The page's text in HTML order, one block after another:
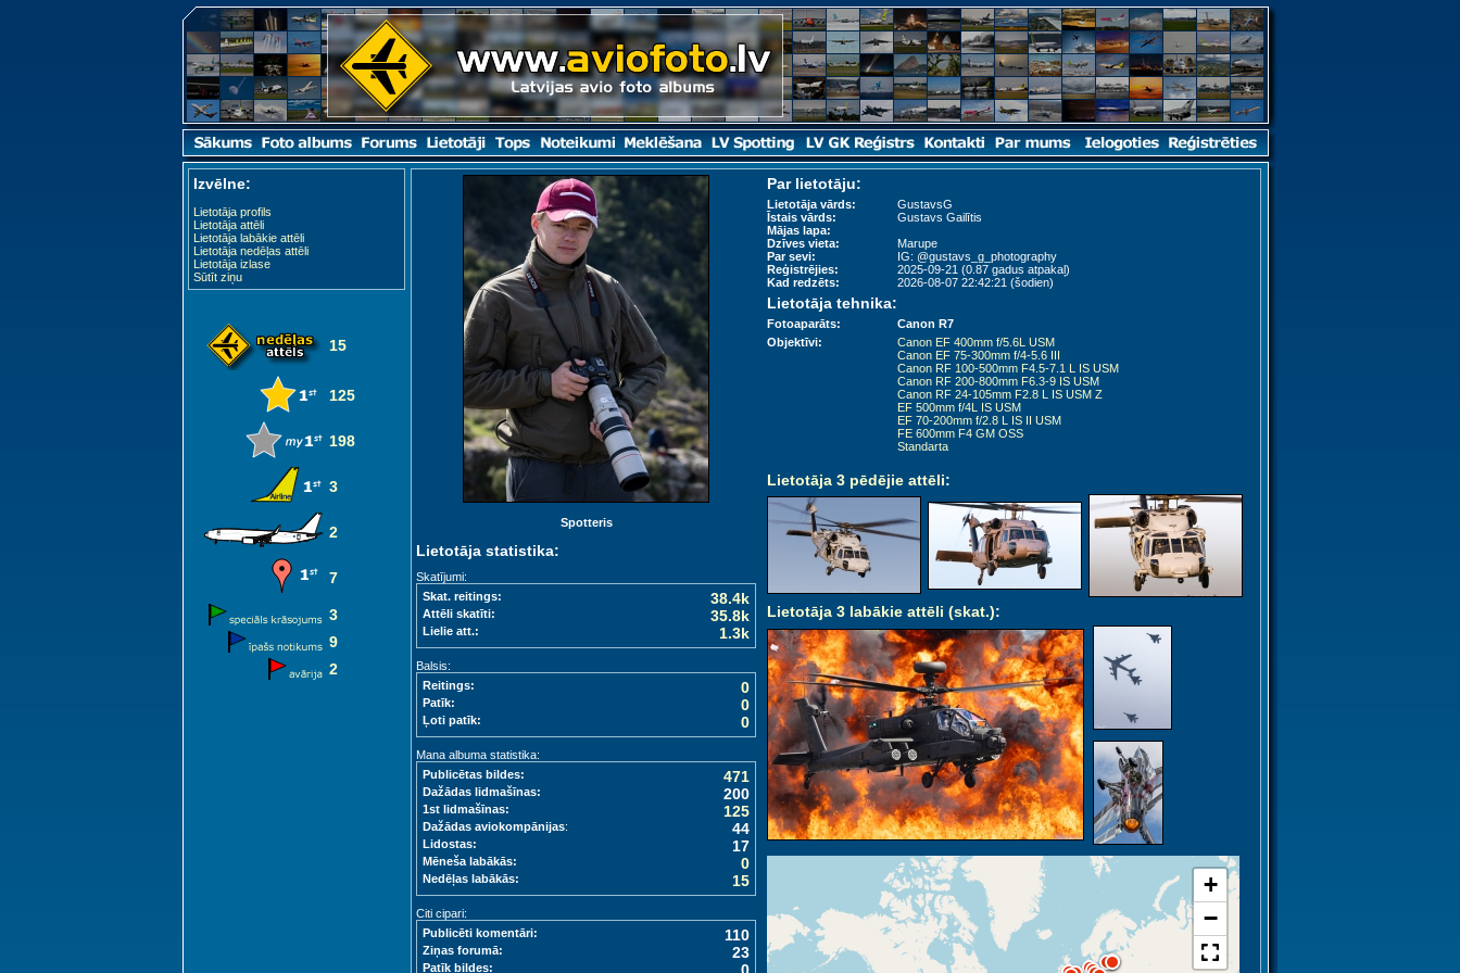
Izvēlne:
Lietotāja profils
Lietotāja attēli
Lietotāja labākie attēli
Lietotāja nedēļas attēli
Lietotāja izlase
Sūtīt ziņu
15
125
198
3
2
7
3
9
2
Par lietotāju:
Lietotāja vārds:
GustavsG
Īstais vārds:
Gustavs Gailītis
Mājas lapa:
Dzīves vieta:
Marupe
Par sevi:
IG: @gustavs_g_photography
Reģistrējies:
2025-09-21 (0.87 gadus atpakaļ)
Kad redzēts:
2026-08-07 22:42:21 (šodien)
Lietotāja tehnika:
Fotoaparāts:
Canon R7
Objektīvi:
Canon EF 400mm f/5.6L USM
Canon EF 75-300mm f/4-5.6 III
Canon RF 100-500mm F4.5-7.1 L IS USM
Canon RF 200-800mm F6.3-9 IS USM
Canon RF 24-105mm F2.8 L IS USM Z
EF 500mm f/4L IS USM
EF 70-200mm f/2.8 L IS II USM
FE 600mm F4 GM OSS
Standarta
Lietotāja 3 pēdējie attēli:
Lietotāja 3 labākie attēli (skat.):
+
−
Spotteris
Lietotāja statistika:
Skatījumi:
Skat. reitings:
38.4k
Attēli skatīti: 35.8k
Lielie att.: 1.3k
Balsis:
Reitings:
0
Patīk: 0
Ļoti patīk: 0
Mana albuma statistika:
Publicētas bildes:
471
Dažādas lidmašīnas: 200
1st lidmašīnas: 125
Dažādas aviokompānijas: 44
Lidostas: 17
Mēneša labākās: 0
Nedēļas labākās: 15
Citi cipari:
Publicēti komentāri:
110
Ziņas forumā: 23
Patīk bildes: